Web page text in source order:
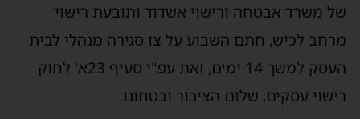
של משרד אבטחה ורישוי אשדוד ותובעת רישוי
מרחב לכיש, חתם השבוע על צו סגירה מנהלי לבית
העסק למשך 14 ימים, זאת עפ"י סעיף 23א' לחוק
רישוי עסקים, שלום הציבור ובטחונו.